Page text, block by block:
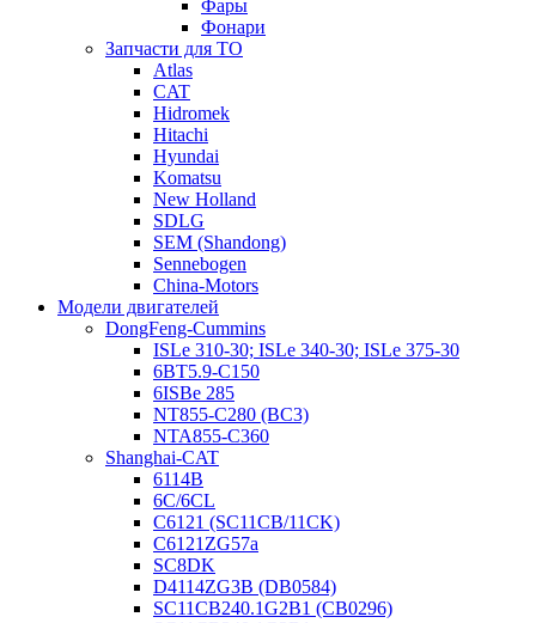
Фары
Фонари
Запчасти для ТО
Atlas
CAT
Hidromek
Hitachi
Hyundai
Komatsu
New Holland
SDLG
SEM (Shandong)
Sennebogen
China-Motors
Модели двигателей
DongFeng-Cummins
ISLe 310-30; ISLe 340-30; ISLe 375-30
6BT5.9-C150
6ISBe 285
NT855-C280 (BC3)
NTA855-C360
Shanghai-CAT
6114B
6C/6CL
C6121 (SC11CB/11CK)
C6121ZG57a
SC8DK
D4114ZG3B (DB0584)
SC11CB240.1G2B1 (CB0296)